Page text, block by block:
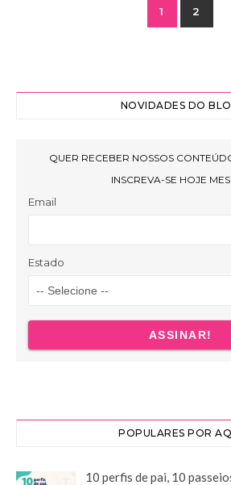
1 2
NOVIDADES DO
POPULARES POR
10 perfis de pai, 10